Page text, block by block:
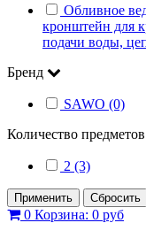
Обливное
кронштейн для
подачи воды,
Бренд
SAWO (0)
Количество
2 (3)
Применить Сбросить
0 Корзина: 0 руб